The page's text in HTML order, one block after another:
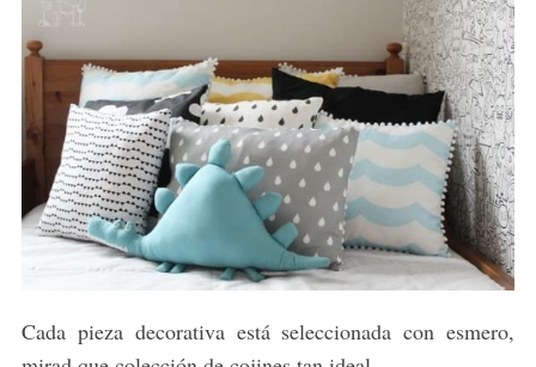
Cada pieza decorativa está seleccionada con esmero,